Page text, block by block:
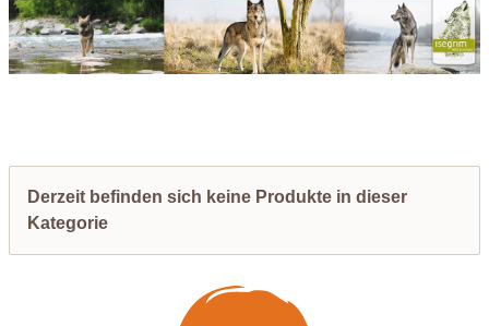
Derzeit befinden sich keine Produkte in dieser
Kategorie